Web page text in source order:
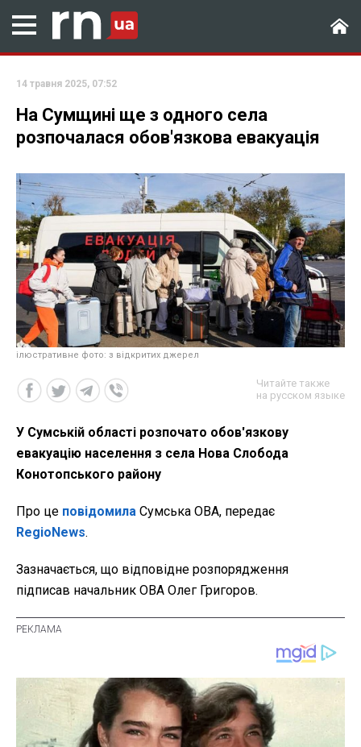
14 травня 2025, 07:52
На Сумщині ще з одного села
розпочалася обов'язкова евакуація
ілюстративне фото: з відкритих джерел
Читайте также
на русском языке
У Сумській області розпочато обов'язкову
евакуацію населення з села Нова Слобода
Конотопського району
Про це повідомила Сумська ОВА, передає
RegioNews.
Зазначається, що відповідне розпорядження
підписав начальник ОВА Олег Григоров.